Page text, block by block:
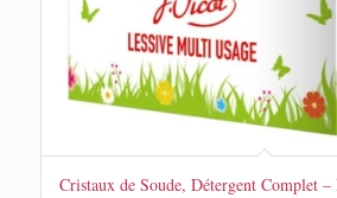
Cristaux de Soude, Détergent Complet –